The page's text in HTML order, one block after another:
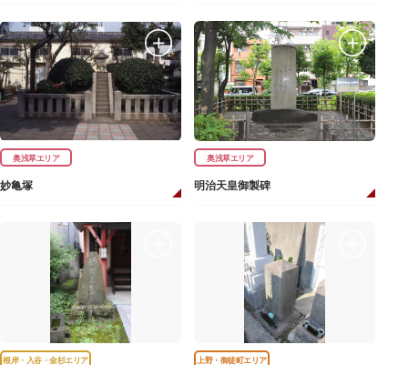
奥浅草エリア
妙亀塚
奥浅草エリア
明治天皇御製碑
根岸・入谷・金杉エリア 上野・御徒町エリア